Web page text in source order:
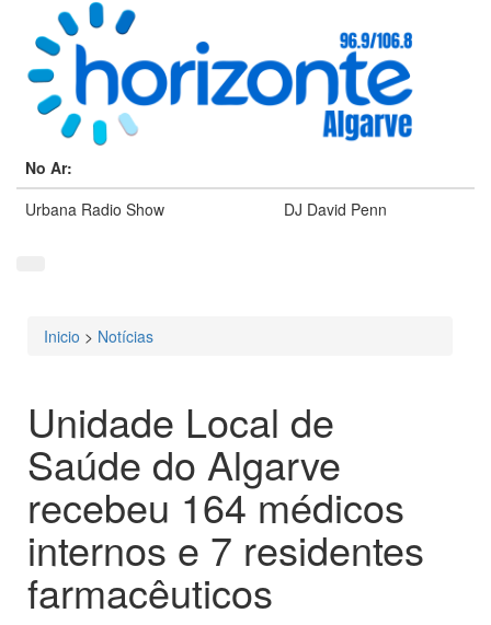
No Ar:
Urbana Radio Show
DJ David Penn
Está aqui
Inicio > Notícias
Unidade Local de
Saúde do Algarve
recebeu 164 médicos
internos e 7 residentes
farmacêuticos